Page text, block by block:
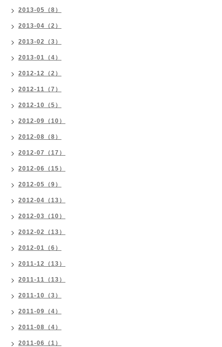
2013-05（8）
2013-04（2）
2013-02（3）
2013-01（4）
2012-12（2）
2012-11（7）
2012-10（5）
2012-09（10）
2012-08（8）
2012-07（17）
2012-06（15）
2012-05（9）
2012-04（13）
2012-03（10）
2012-02（13）
2012-01（6）
2011-12（13）
2011-11（13）
2011-10（3）
2011-09（4）
2011-08（4）
2011-06（1）